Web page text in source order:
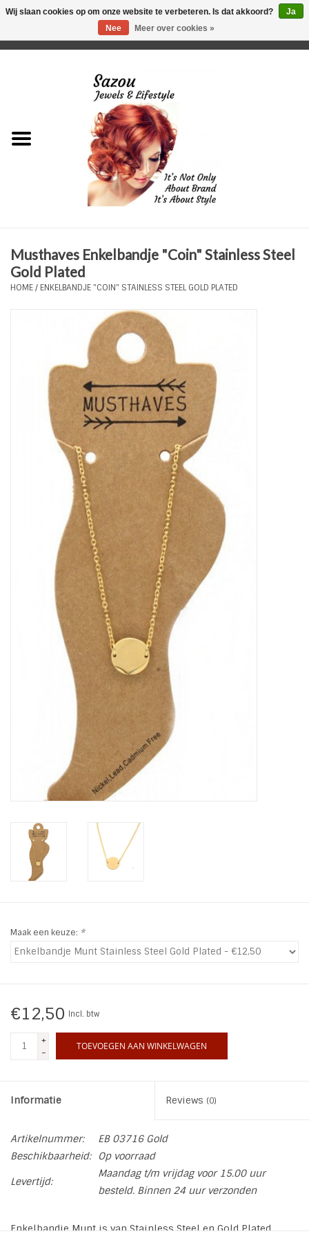
Just for Him
Plus Size Sieraden
Haaraccesoires
Zonnebrillen
ON THE BEACH
Ohlala Jewels
LIFESTYLE PRODUCTEN
Musthaves Enkelbandje "Coin" Stainless Steel
Gold Plated
HOME/ ENKELBANDJE "COIN" STAINLESS STEEL GOLD PLATED
Maak een keuze: *
€12,50 Incl. btw
+
-
TOEVOEGEN AAN WINKELWAGEN
Informatie Reviews (0)
Artikelnummer:
EB 03716 Gold
Beschikbaarheid:
Op voorraad
Levertijd:
Maandag t/m vrijdag voor 15.00 uur
besteld. Binnen 24 uur verzonden
Enkelbandje Munt is van Stainless Steel en Gold Plated.
Wij slaan cookies op om onze website te verbeteren. Is dat akkoord?
Ja
Nee
Meer over cookies »